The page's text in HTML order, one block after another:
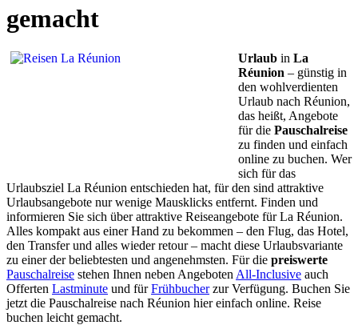
gemacht
Urlaub in La
Réunion – günstig in
den wohlverdienten
Urlaub nach Réunion,
das heißt, Angebote
für die Pauschalreise
zu finden und einfach
online zu buchen. Wer
sich für das
Urlaubsziel La Réunion entschieden hat, für den sind attraktive
Urlaubsangebote nur wenige Mausklicks entfernt. Finden und
informieren Sie sich über attraktive Reiseangebote für La Réunion.
Alles kompakt aus einer Hand zu bekommen – den Flug, das Hotel,
den Transfer und alles wieder retour – macht diese Urlaubsvariante
zu einer der beliebtesten und angenehmsten. Für die preiswerte
Pauschalreise stehen Ihnen neben Angeboten All-Inclusive auch
Offerten Lastminute und fürFrühbucherzur Verfügung. Buchen Sie
jetzt die Pauschalreise nach Réunion hier einfach online. Reise
buchen leicht gemacht.